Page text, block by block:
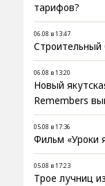
тарифов?
06.08 в 13:47
Строительный
06.08 в 13:20
Новый
Remembers
05.08 в 17:36
Фильм «Уроки
05.08 в 17:23
Трое лучниц